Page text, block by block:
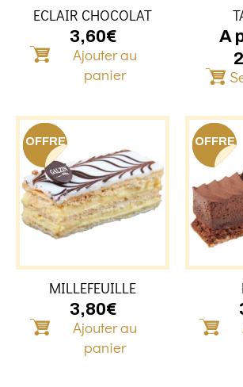
ECLAIR CHOCOLAT
3,60€
Ajouter au
panier
A
OFFRE
MILLEFEUILLE
3,80€
Ajouter au
panier
OFFRE